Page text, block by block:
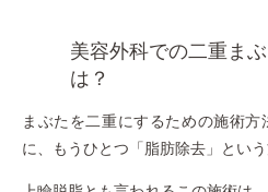
美容外科での二重ま
は？
まぶたを二重にするための施術
に、もうひとつ「脂肪除去」という